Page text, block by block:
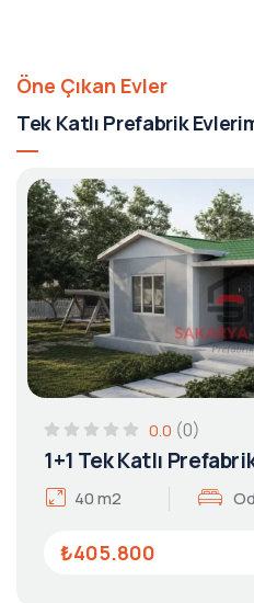
Öne Çıkan Evler
Tek Katlı Prefabrik
0.0 (0)
1+1 Tek Katlı
40 m2
₺405.800